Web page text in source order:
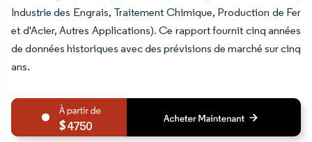
Industrie des Engrais, Traitement Chimique, Production de Fer
et d'Acier, Autres Applications). Ce rapport fournit cinq années
de données historiques avec des prévisions de marché sur cinq
ans.
4750